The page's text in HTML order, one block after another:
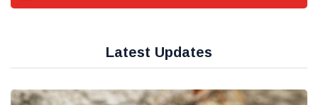
Latest Updates